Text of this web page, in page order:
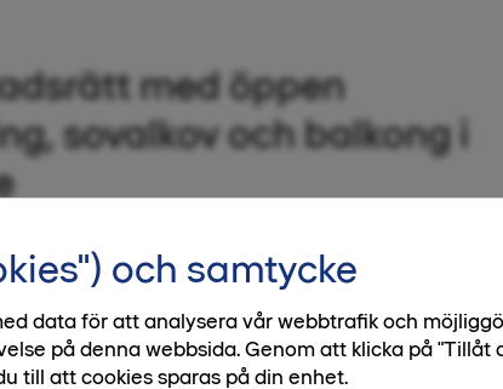
med öppen
sovalkov och balkong i
smart planerad ljus etta med underbar
härlig social yta. Här finns plats för både
när vännerna kommer förbi.
för din säng i en sovalkov samt smidig
och samtycke
data för att analysera vår webbtrafik och
på denna webbsida. Genom att klicka på "Tillåt
till att cookies sparas på din enhet.